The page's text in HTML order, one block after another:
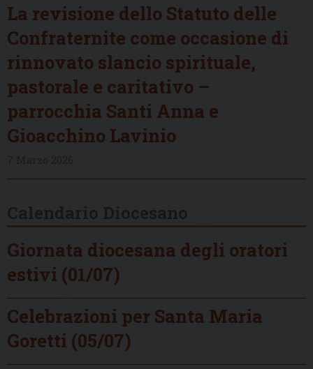
La revisione dello Statuto delle
Confraternite come occasione di
rinnovato slancio spirituale,
pastorale e caritativo –
parrocchia Santi Anna e
Gioacchino Lavinio
Giornata diocesana degli oratori
estivi (01/07)
Celebrazioni per Santa Maria
Goretti (05/07)